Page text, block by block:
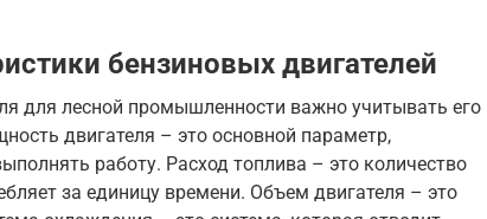
бензиновых двигателей
для лесной промышленности важно учитывать его
двигателя – это основной параметр,
работу. Расход топлива – это количество
за единицу времени. Объем двигателя – это